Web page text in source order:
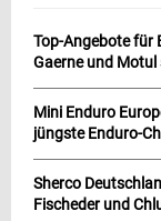
Top-Angebote für
Gaerne und
Mini Enduro
jüngste Enduro-
Sherco
Fischeder und